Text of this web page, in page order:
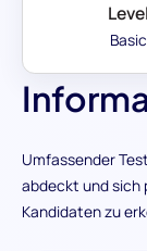
Umfassender
abdeckt und sich
Kandidaten zu
Level
Basic